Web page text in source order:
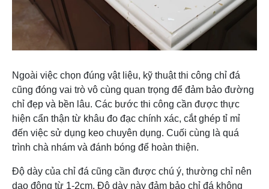
màu sắc,
hoa văn
Laminate
rẻ, dễ thi
công,
màu sắc
đa dạng
thấp, dễ
bong tróc,
không
chịu nhiệt
tốt
Thấp
Ngoài việc chọn đúng vật liệu, kỹ thuật thi công chỉ đá
cũng đóng vai trò vô cùng quan trọng để đảm bảo đường
chỉ đẹp và bền lâu. Các bước thi công cần được thực
hiện cẩn thận từ khâu đo đạc chính xác, cắt ghép tỉ mỉ
đến việc sử dụng keo chuyên dụng. Cuối cùng là quá
trình chà nhám và đánh bóng để hoàn thiện.
Độ dày của chỉ đá cũng cần được chú ý, thường chỉ nên
dao động từ 1-2cm. Độ dày này đảm bảo chỉ đá không